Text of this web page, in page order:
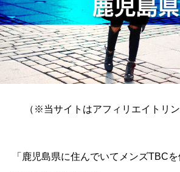
（※当サイトはアフィリエイトリン
「鹿児島県に住んでいてメンズTBC